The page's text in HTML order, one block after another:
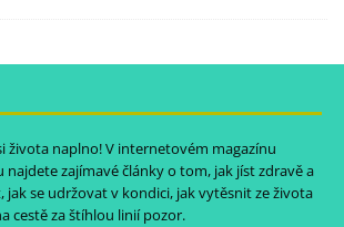
života naplno! V internetovém magazínu
najdete zajímavé články o tom, jak jíst zdravě a
se udržovat v kondici, jak vytěsnit ze života
cestě za štíhlou linií pozor.